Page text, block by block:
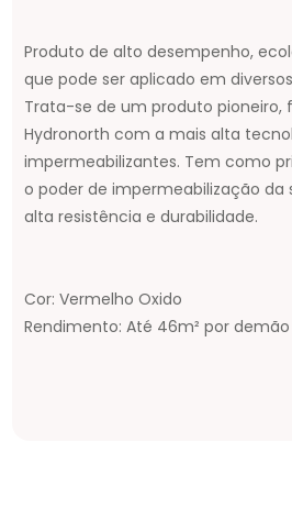
Produto de alto desempenho,
que pode ser aplicado em
Trata-se de um produto pioneiro,
Hydronorth com a mais alta
impermeabilizantes. Tem como
o poder de impermeabilização
alta resistência e durabilidade.
Cor: Vermelho Oxido
Rendimento: Até 46m² por demão